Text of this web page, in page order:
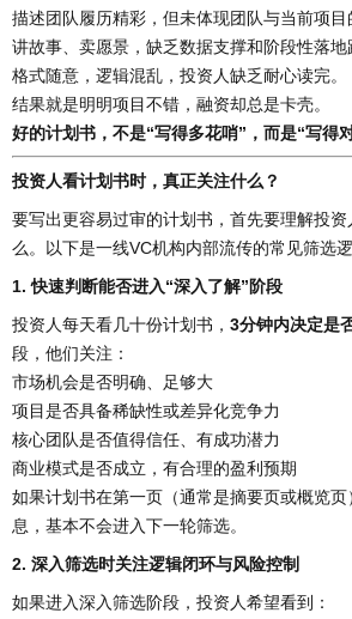
描述团队履历精彩，但未体现团队与当前项目
讲故事、卖愿景，缺乏数据支撑和阶段性落地
格式随意，逻辑混乱，投资人缺乏耐心读完。
结果就是明明项目不错，融资却总是卡壳。
好的计划书，不是“写得多花哨”，而是“写得
投资人看计划书时，真正关注什么？
要写出更容易过审的计划书，首先要理解投
么。以下是一线VC机构内部流传的常见筛选
1. 快速判断能否进入“深入了解”阶段
投资人每天看几十份计划书， 3分钟内决定是
段，他们关注：
市场机会是否明确、足够大
项目是否具备稀缺性或差异化竞争力
核心团队是否值得信任、有成功潜力
商业模式是否成立，有合理的盈利预期
如果计划书在第一页（通常是摘要页或概览
息，基本不会进入下一轮筛选。
2. 深入筛选时关注逻辑闭环与风险控制
如果进入深入筛选阶段，投资人希望看到：